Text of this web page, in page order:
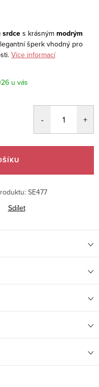
srdce s krásným modrým
šperk vhodný pro
Více informací
SE477
Sdílet